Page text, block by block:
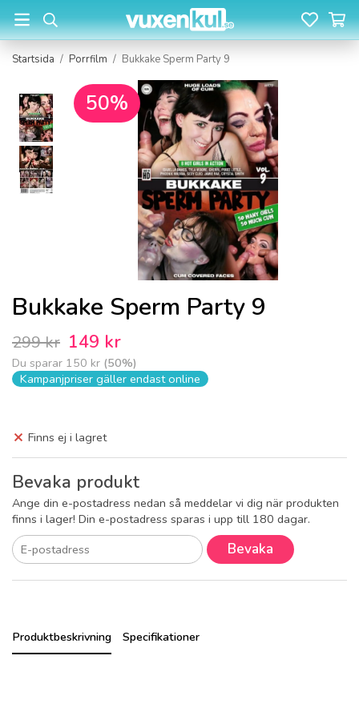
Startsida / Porrfilm / Bukkake Sperm Party 9
50%
Bukkake Sperm Party 9
299 kr 149 kr
Du sparar 150 kr (50%)
Kampanjpriser gäller endast online
Finns ej i lagret
Bevaka produkt
Ange din e-postadress nedan så meddelar vi dig när produkten
finns i lager! Din e-postadress sparas i upp till 180 dagar.
Bevaka
Produktbeskrivning Specifikationer